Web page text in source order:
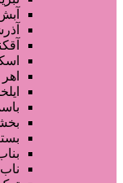
اهر
/ محصولات